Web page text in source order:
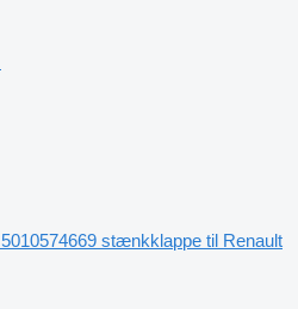
5010574669 stænkklappe til Renault